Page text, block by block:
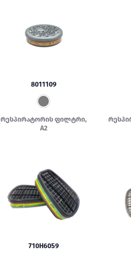
8011109
რესპირატორის ფილტრი,
A2
710H6059